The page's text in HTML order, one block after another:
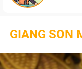
GIANG SON